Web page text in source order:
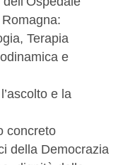
Terapia
e
e la
concreto
della Democrazia